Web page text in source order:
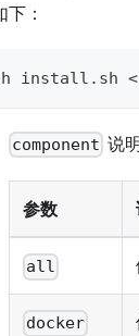
下：
install.sh
component 说
参数
all
docker